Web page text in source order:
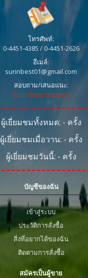
โทรศัพท์:
0-4451-4385 / 0-4451-2626
อีเมล์:
surinbest01@gmail.com
สอบถาม/เสนอแนะ:
Surin best Support
ผู้เยี่ยมชมทั้งหมด: - ครั้ง
ผู้เยี่ยมชมเมื่อวาน: - ครั้ง
ผู้เยี่ยมชมวันนี้: - ครั้ง
บัญชีของฉัน
เข้าสู่ระบบ
ประวัติการสั่งซื้อ
สิ่งที่อยากได้ของฉัน
ติดตามการสั่งซื้อ
สมัครเป็นผู้ขาย